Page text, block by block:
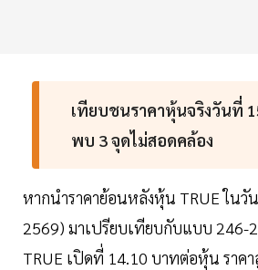
เทียบชนราคาหุ้นจริงวันที่
พบ 3 จุดไม่สอดคล้อง
หากนำราคาย้อนหลังหุ้น TRUE ในวั
2569) มาเปรียบเทียบกับแบบ 246-
TRUE เปิดที่ 14.10 บาทต่อหุ้น ราค